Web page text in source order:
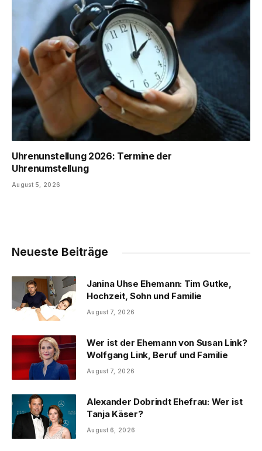
Uhrenunstellung 2026: Termine der
Uhrenumstellung
August 5, 2026
Neueste Beiträge
Janina Uhse Ehemann: Tim Gutke,
Hochzeit, Sohn und Familie
August 7, 2026
Wer ist der Ehemann von Susan Link?
Wolfgang Link, Beruf und Familie
August 7, 2026
Alexander Dobrindt Ehefrau: Wer ist
Tanja Käser?
August 6, 2026